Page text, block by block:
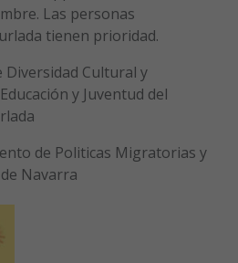
Las personas
tienen prioridad.
Diversidad Cultural y
y Juventud del
de Politicas Migratorias y
Navarra